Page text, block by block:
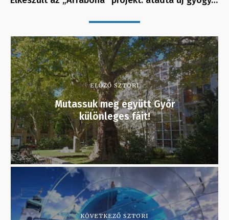
ELŐZŐ SZTORI
Mutassuk meg együtt Győr
különleges fáit!
KÖVETKEZŐ SZTORI